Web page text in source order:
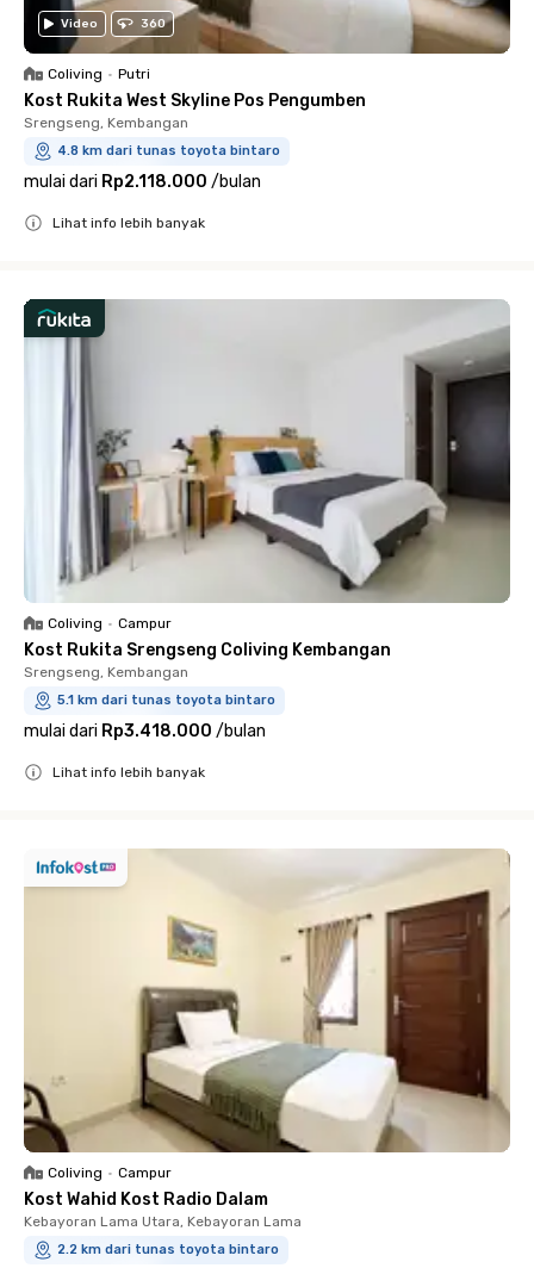
Video 360
Coliving • Putri
Kost Rukita West Skyline Pos Pengumben
Srengseng, Kembangan
4.8 km dari tunas toyota bintaro
mulai dari Rp2.118.000 /bulan
Lihat info lebih banyak
Coliving • Campur
Kost Rukita Srengseng Coliving Kembangan
Srengseng, Kembangan
5.1 km dari tunas toyota bintaro
mulai dari Rp3.418.000 /bulan
Lihat info lebih banyak
Coliving • Campur
Kost Wahid Kost Radio Dalam
Kebayoran Lama Utara, Kebayoran Lama
2.2 km dari tunas toyota bintaro